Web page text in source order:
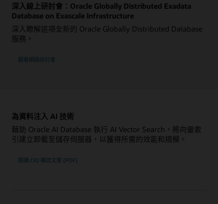
深入線上研討會：Oracle Globally Distributed Exadata
Database on Exascale Infrastructure
深入瞭解這項全新的 Oracle Globally Distributed Database
服務。
觀看網路研討會
為資料注入 AI 技術
藉助 Oracle AI Database 執行 AI Vector Search，將向量索
引建立卸載至儲存伺服器，以獲得所需的效能和規模。
閱讀 CIO 雜誌文章 (PDF)